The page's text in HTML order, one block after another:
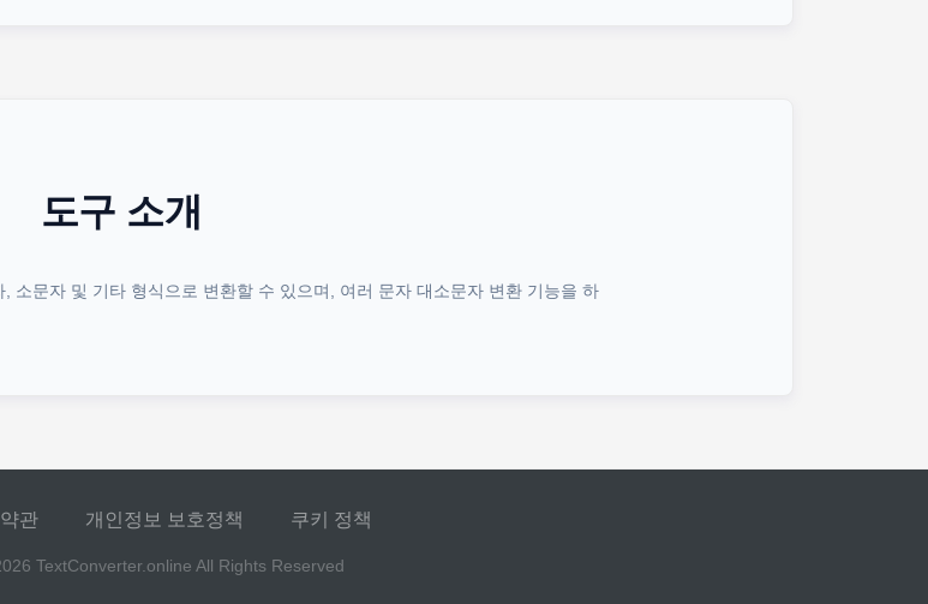
도구 소개
소문자 및 기타 형식으로 변환할 수 있으며, 여러 문자 대소문자 변환 기능을 하
관 개인정보 보호정책 쿠키 정책
TextConverter.online All Rights Reserved